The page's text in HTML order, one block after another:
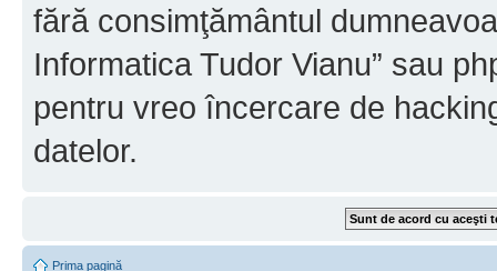
fără consimţământul
Informatica Tudor Vianu” sau
pentru vreo încercare de
datelor.
Prima pagină